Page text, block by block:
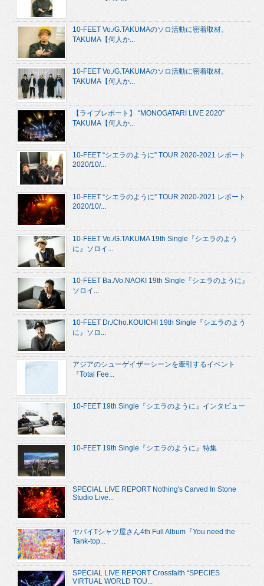
10-FEET Vo./G.TAKUMAのソロ活動に密着取材。
TAKUMA【何人か...
10-FEET Vo./G.TAKUMAのソロ活動に密着取材。
TAKUMA【何人か...
【ライブレポート】 “MONOGATARI LIVE 2020”
TAKUMA【何人か...
10-FEET “シエラのように” TOUR 2020-2021 レポート
2020/10/...
10-FEET “シエラのように” TOUR 2020-2021 レポート
2020/10/...
10-FEET Vo./G.TAKUMA 19th Single『シエラのよう
に』ソロイ...
10-FEET Ba./Vo.NAOKI 19th Single『シエラのように』
ソロイ...
10-FEET Dr./Cho.KOUICHI 19th Single『シエラのよう
に』ソロ...
アジアのシューゲイザーシーンを牽引するイベント
『Total Fee...
10-FEET 19th Single『シエラのように』インタビュー
10-FEET 19th Single『シエラのように』特集
SPECIAL LIVE REPORT Nothing's Carved In Stone
Studio Live...
ヤバイTシャツ屋さん4th Full Album『You need the
Tank-top...
SPECIAL LIVE REPORT Crossfaith “SPECIES
VIRTUAL WORLD TOU...